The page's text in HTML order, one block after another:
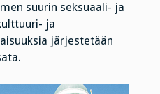
suurin seksuaali- ja
ja
järjestetään